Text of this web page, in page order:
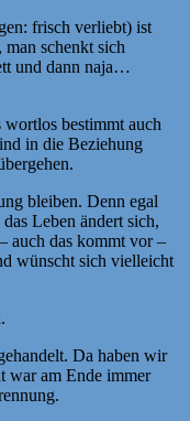
frisch verliebt) ist
schenkt sich
und dann naja…
bestimmt auch
in die Beziehung
bleiben. Denn egal
Leben ändert sich,
auch das kommt vor –
wünscht sich vielleicht
Da haben wir
war am Ende immer